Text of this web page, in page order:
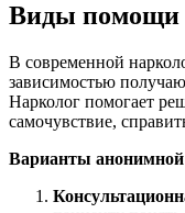
Виды помощи
В современной
зависимостью
Нарколог помогает
самочувствие,
Варианты